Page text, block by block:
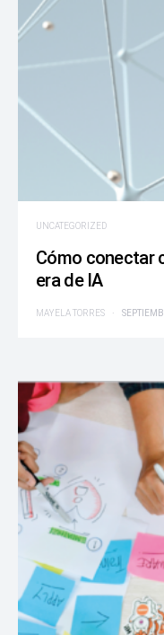
UNCATEGORIZED
Cómo conectar
era de IA
MAYELA TORRES